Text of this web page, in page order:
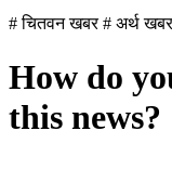
# चितवन खबर# अर्थ खबर
How do
this news?